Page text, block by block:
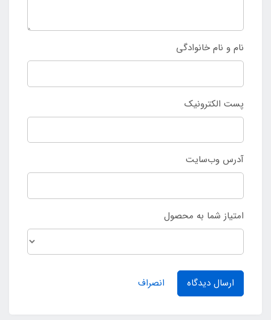
نام و نام خانوادگی
پست الکترونیک
آدرس وب‌سایت
امتیاز شما به محصول
ارسال دیدگاه انصراف